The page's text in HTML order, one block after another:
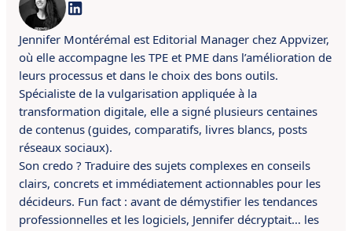
Jennifer Montérémal est Editorial Manager chez Appvizer,
où elle accompagne les TPE et PME dans l’amélioration de
leurs processus et dans le choix des bons outils.
Spécialiste de la vulgarisation appliquée à la
transformation digitale, elle a signé plusieurs centaines
de contenus (guides, comparatifs, livres blancs, posts
réseaux sociaux).
Son credo ? Traduire des sujets complexes en conseils
clairs, concrets et immédiatement actionnables pour les
décideurs. Fun fact : avant de démystifier les tendances
professionnelles et les logiciels, Jennifer décryptait… les